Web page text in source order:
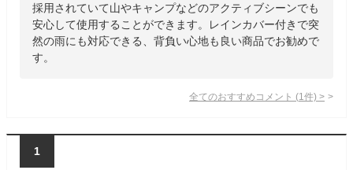
採用されていて山やキャンプなどのアクティブシーンでも
安心して使用することができます。レインカバー付きで突
然の雨にも対応できる、背負い心地も良い商品でお勧めで
す。
全てのおすすめコメント (1 件) >
1